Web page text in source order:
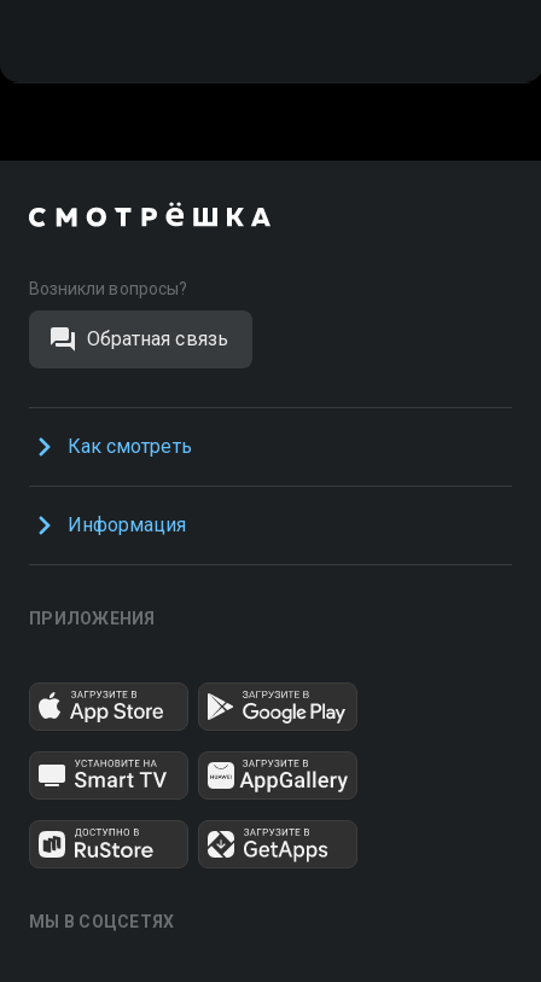
Возникли вопросы?
Обратная связь
Как смотреть
Информация
ПРИЛОЖЕНИЯ
МЫ В СОЦСЕТЯХ